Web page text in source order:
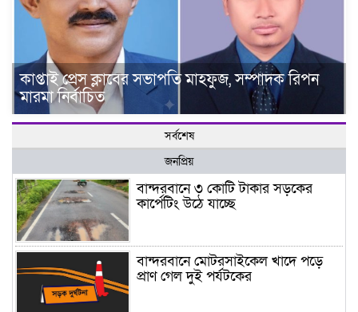
কাপ্তাই প্রেস ক্লাবের সভাপতি মাহফুজ, সম্পাদক রিপন
মারমা নির্বাচিত
সর্বশেষ
জনপ্রিয়
বান্দরবানে ৩ কোটি টাকার সড়কের
কার্পেটিং উঠে যাচ্ছে
বান্দরবানে মোটরসাইকেল খাদে পড়ে
প্রাণ গেল দুই পর্যটকের